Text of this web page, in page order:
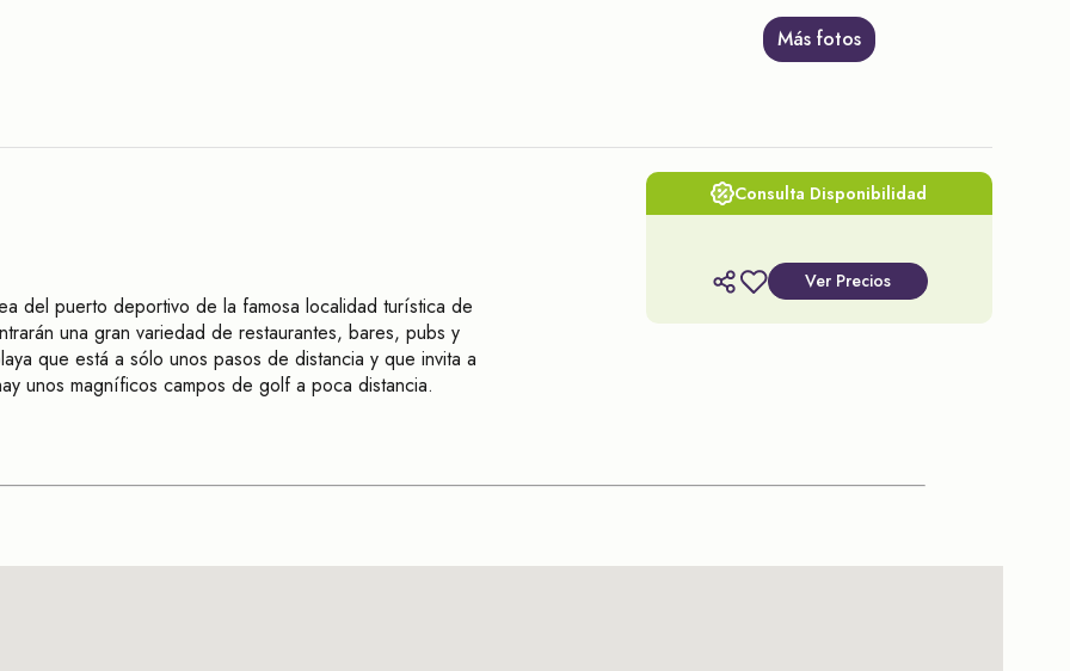
Más fotos
del puerto deportivo de la famosa localidad turística de
una gran variedad de restaurantes, bares, pubs y
que está a sólo unos pasos de distancia y que invita a
unos magníficos campos de golf a poca distancia.
trayecto en coche.
Consulta Disponibilidad
Ver Precios